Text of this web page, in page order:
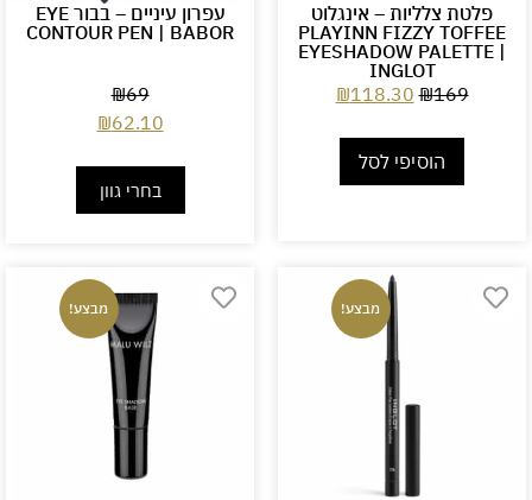
פלטת צלליות – אינגלוט
PLAYINN FIZZY TOFFEE
EYESHADOW PALETTE |
INGLOT
₪169
₪118.30
הוסיפי לסל
עפרון עיניים – בבור EYE
CONTOUR PEN | BABOR
₪69
₪62.10
בחרי גוון
מבצע! מבצע!